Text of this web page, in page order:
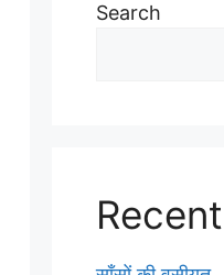
Search